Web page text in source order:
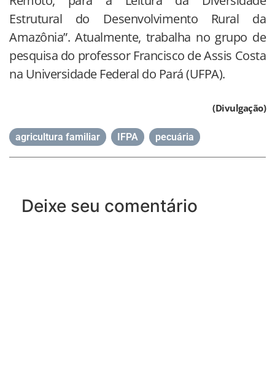
Estrutural do Desenvolvimento Rural da
Amazônia”. Atualmente, trabalha no grupo de
pesquisa do professor Francisco de Assis Costa
na Universidade Federal do Pará (UFPA).
(Divulgação)
agricultura familiar IFPA pecuária
Deixe seu comentário